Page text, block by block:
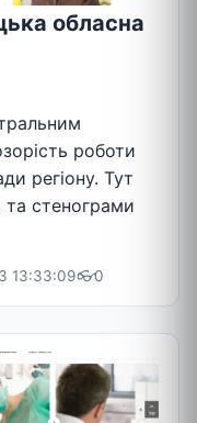
обласна
роботи
регіону. Тут
та стенограми
13:33:09👓0